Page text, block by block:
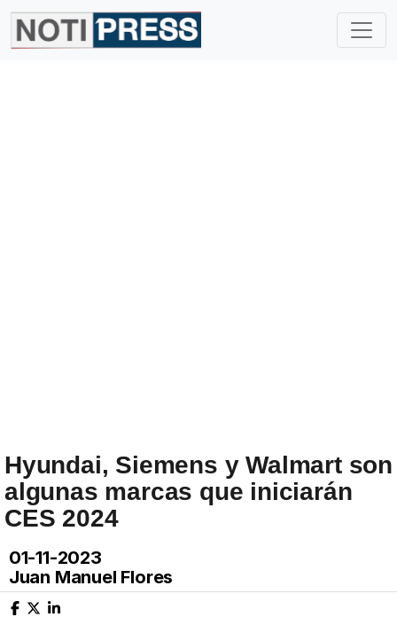
Hyundai, Siemens y Walmart son
algunas marcas que iniciarán
CES 2024
01-11-2023
Juan Manuel Flores